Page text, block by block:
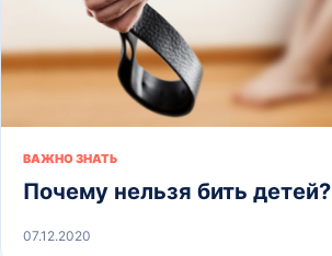
ВАЖНО ЗНАТЬ
Почему нельзя бить детей?
07.12.2020